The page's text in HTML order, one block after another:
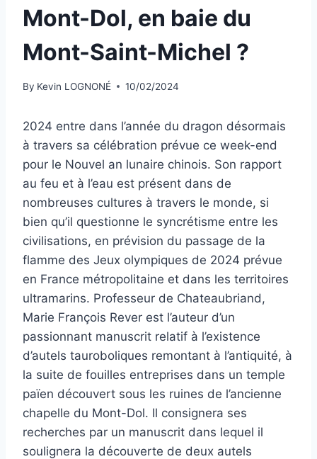
Mont-Dol, en baie du
Mont-Saint-Michel ?
By Kevin LOGNONÉ 10/02/2024
2024 entre dans l’année du dragon désormais
à travers sa célébration prévue ce week-end
pour le Nouvel an lunaire chinois. Son rapport
au feu et à l’eau est présent dans de
nombreuses cultures à travers le monde, si
bien qu’il questionne le syncrétisme entre les
civilisations, en prévision du passage de la
flamme des Jeux olympiques de 2024 prévue
en France métropolitaine et dans les territoires
ultramarins. Professeur de Chateaubriand,
Marie François Rever est l’auteur d’un
passionnant manuscrit relatif à l’existence
d’autels tauroboliques remontant à l’antiquité, à
la suite de fouilles entreprises dans un temple
païen découvert sous les ruines de l’ancienne
chapelle du Mont-Dol. Il consignera ses
recherches par un manuscrit dans lequel il
soulignera la découverte de deux autels